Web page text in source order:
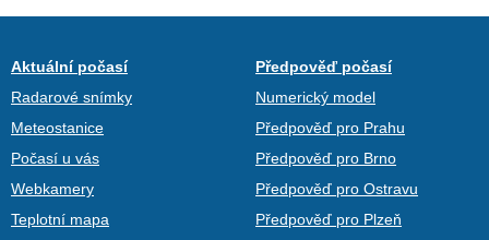
Aktuální počasí
Radarové snímky
Meteostanice
Počasí u vás
Webkamery
Teplotní mapa
Předpověď počasí
Numerický model
Předpověď pro Prahu
Předpověď pro Brno
Předpověď pro Ostravu
Předpověď pro Plzeň